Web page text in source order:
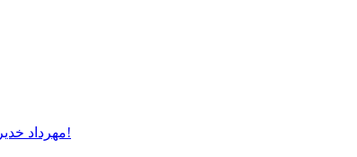
مهرداد خدیر: پیام روشن پزشکیان در گفت‌و‌گوی تصویری با مرد نامرئی: من هستم!